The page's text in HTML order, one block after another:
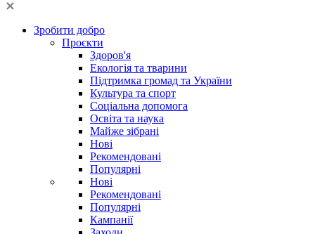
Зробити добро
Проєкти
Здоров'я
Екологія та тварини
Підтримка громад та України
Культура та спорт
Соціальна допомога
Освіта та наука
Майже зібрані
Нові
Рекомендовані
Популярні
Нові
Рекомендовані
Популярні
Кампанії